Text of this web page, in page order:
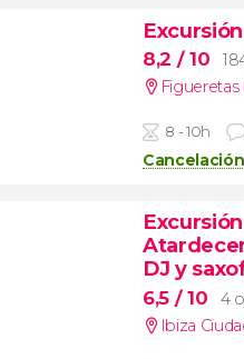
8,2 / 10
Figueretas
8 - 10h
DJ y
6,5 / 10
4
Ibiza